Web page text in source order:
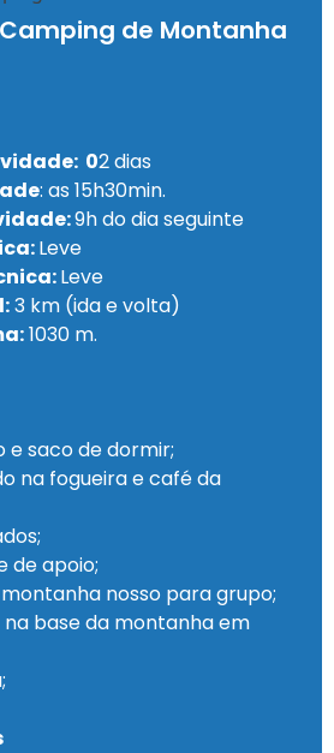
de Montanha
02 dias
: as 15h30min.
9h do dia seguinte
Leve
Leve
3 km (ida e volta)
1030 m.
e saco de dormir;
na fogueira e café da
de apoio;
nosso para grupo;
base da montanha em